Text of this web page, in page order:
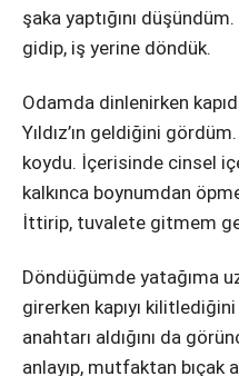
şaka yaptığını
gidip, iş yerine döndük.
Odamda dinlenirken
Yıldız’ın geldiğini
koydu. İçerisinde cinsel
kalkınca boynumdan
İttirip, tuvalete gitmem
Döndüğümde yatağıma
girerken kapıyı
anahtarı aldığını da
anlayıp, mutfaktan bıçak